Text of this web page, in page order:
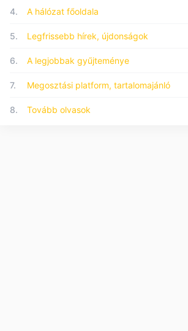
4. A hálózat főoldala
5. Legfrissebb hírek, újdonságok
6. A legjobbak gyűjteménye
7. Megosztási platform, tartalomajánló
8. Tovább olvasok